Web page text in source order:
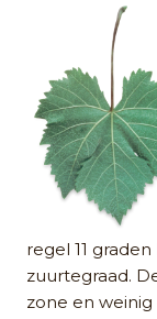
regel 11
zuurtegraad.
zone en